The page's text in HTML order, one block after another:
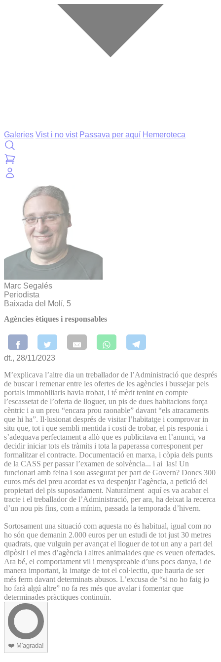
Galeries Vist i no vist Passava per aquí Hemeroteca
Marc Segalés
Periodista
Baixada del Molí, 5
Agències ètiques i responsables
dt., 28/11/2023
M’explicava l’altre dia un treballador de l’Administració que després
de buscar i remenar entre les ofertes de les agències i bussejar pels
portals immobiliaris havia trobat, i té mèrit tenint en compte
l’escassetat de l’oferta de lloguer, un pis de dues habitacions força
cèntric i a un preu “encara prou raonable” davant “els atracaments
que hi ha”. Il·lusionat després de visitar l’habitatge i comprovar in
situ que, tot i que sembli mentida i costi de trobar, el pis responia i
s’adequava perfectament a allò que es publicitava en l’anunci, va
decidir iniciar tots els tràmits i tota la paperassa corresponent per
formalitzar el contracte. Documentació en marxa, i còpia dels punts
de la CASS per passar l’examen de solvència... i ai las! Un
funcionari amb feina i sou assegurat per part de Govern? Doncs 300
euros més del preu acordat es va despenjar l’agència, a petició del
propietari del pis suposadament. Naturalment aquí es va acabar el
tracte i el treballador de l’Administració, per ara, ha deixat la recerca
d’un nou pis fins, com a mínim, passada la temporada d’hivern.
Sortosament una situació com aquesta no és habitual, igual com no
ho són que demanin 2.000 euros per un estudi de tot just 30 metres
quadrats, que vulguin per avançat el lloguer de tot un any a part del
dipòsit i el mes d’agència i altres animalades que es veuen ofertades.
Ara bé, el comportament vil i menyspreable d’uns pocs danya, i de
manera important, la imatge de tot el col·lectiu, que hauria de ser
més ferm davant determinats abusos. L’excusa de “si no ho faig jo
ho farà algú altre” no fa res més que avalar i fomentar que
determinades pràctiques continuïn.
❤️ M'agrada!